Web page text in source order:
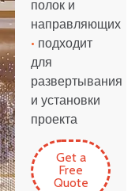
полок и
направляющих
• подходит
для
развертывания
и установки
проекта
Get a
Free
Quote